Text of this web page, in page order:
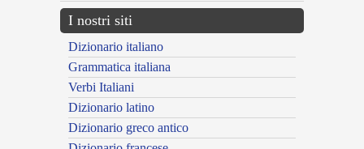
I nostri siti
Dizionario italiano
Grammatica italiana
Verbi Italiani
Dizionario latino
Dizionario greco antico